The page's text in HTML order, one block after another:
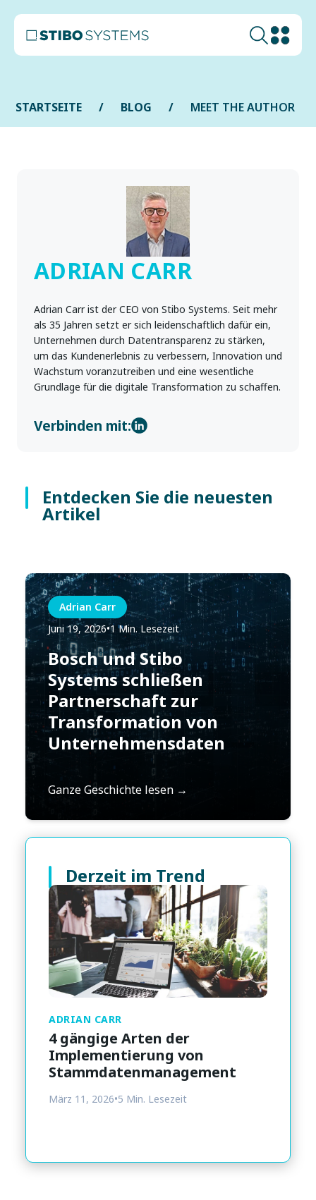
STARTSEITE BLOG MEET THE AUTHOR
ADRIAN CARR
Adrian Carr ist der CEO von Stibo Systems. Seit mehr
als 35 Jahren setzt er sich leidenschaftlich dafür ein,
Unternehmen durch Datentransparenz zu stärken,
um das Kundenerlebnis zu verbessern, Innovation und
Wachstum voranzutreiben und eine wesentliche
Grundlage für die digitale Transformation zu schaffen.
Verbinden mit:
Entdecken Sie die neuesten
Artikel
Adrian Carr
Juni 19, 2026•1 Min. Lesezeit
Bosch und Stibo
Systems schließen
Partnerschaft zur
Transformation von
Unternehmensdaten
Ganze Geschichte lesen →
Derzeit im Trend
ADRIAN CARR
4 gängige Arten der
Implementierung von
Stammdatenmanagement
März 11, 2026•5 Min. Lesezeit